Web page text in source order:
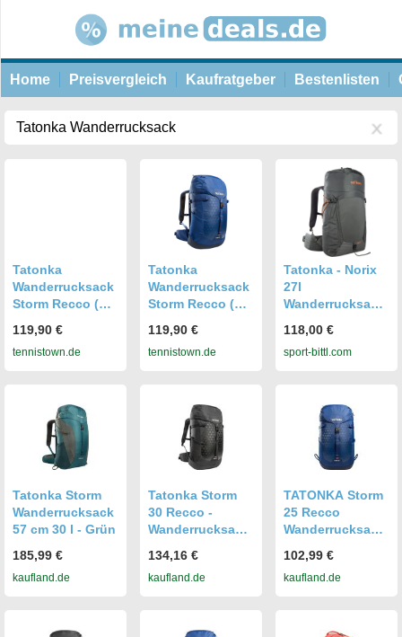
Home Preisvergleich Kaufratgeber Bestenlisten
Tatonka
Wanderrucksack
Storm Recco (X
Tragesystem) 30
Liter darkblau
119,90 €
tennistown.de
Tatonka
Wanderrucksack
Storm Recco (X
Tragesystem) 25
Liter darkblau
119,90 €
tennistown.de
Tatonka - Norix
27l
Wanderrucksack
254365_412
118,00 €
sport-bittl.com
Tatonka Storm
Wanderrucksack
57 cm 30 l - Grün
185,99 €
kaufland.de
Tatonka Storm
30 Recco -
Wanderrucksack,
134,16 €
kaufland.de
TATONKA Storm
25 Recco
Wanderrucksack
102,99 €
kaufland.de